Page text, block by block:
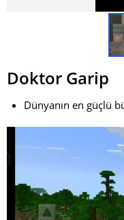
Doktor Garip
Dünyanın en güçlü